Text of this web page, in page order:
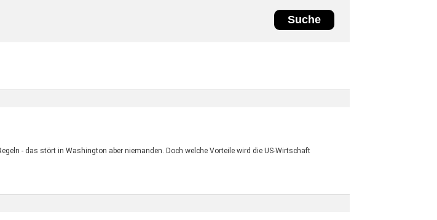
- das stört in Washington aber niemanden. Doch welche Vorteile wird die US-Wirtschaft